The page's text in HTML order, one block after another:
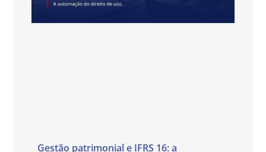
Gestão patrimonial e IFRS 16: a